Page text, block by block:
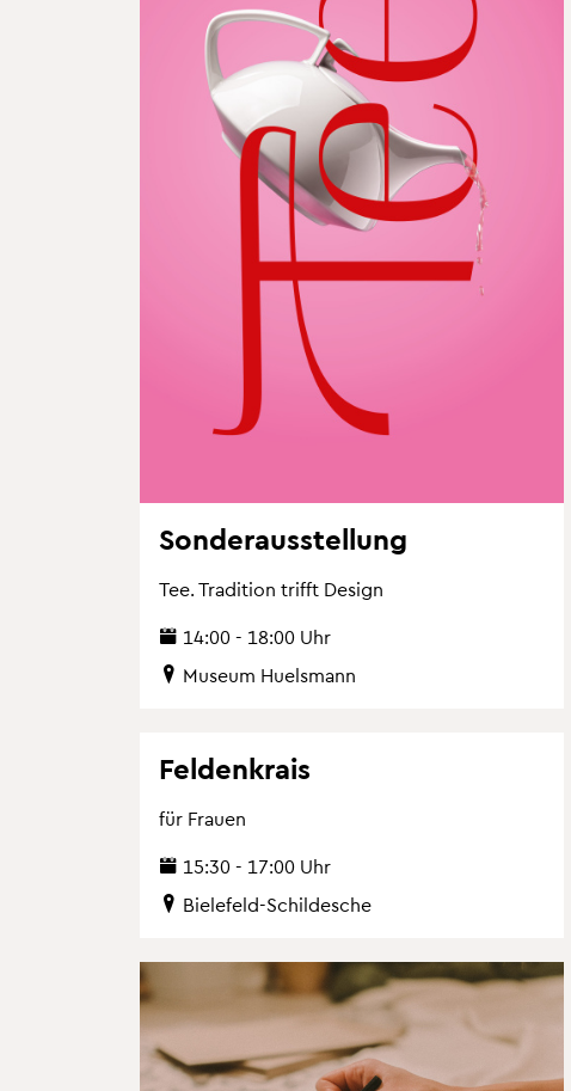
Son­der­aus­stel­lung
Tee. Tra­di­ti­on trifft De­sign
14:00 - 18:00 Uhr
Mu­se­um Hu­els­mann
Fel­den­krais
für Frau­en
15:30 - 17:00 Uhr
Bie­le­feld-Schil­desche